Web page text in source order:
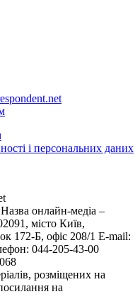
і персональних даних
онлайн-медіа –
місто Київ,
Б, офіс 208/1 E-mail:
044-205-43-00
розміщених на
на